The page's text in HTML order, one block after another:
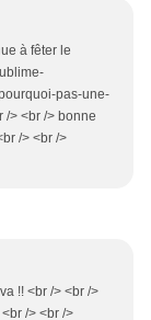
à fêter le
pas-une-
/> <br /> bonne
/> <br />
!! <br /> <br />
/> <br />